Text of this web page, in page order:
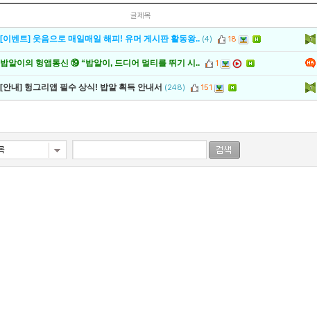
글제목
[이벤트] 웃음으로 매일매일 해피! 유머 게시판 활동왕.. (4) 18
밥알이의 헝앱통신 ⑲ “밥알이, 드디어 멀티를 뛰기 시.. 1
[안내] 헝그리앱 필수 상식! 밥알 획득 안내서 (248) 151